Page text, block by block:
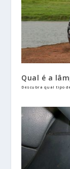
Qual é a
Descubra qual tipo